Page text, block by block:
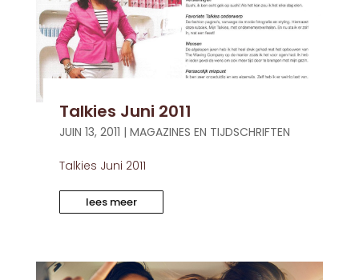
Talkies Juni 2011
JUIN 13, 2011 | MAGAZINES EN TIJDSCHRIFTEN
Talkies Juni 2011
lees meer